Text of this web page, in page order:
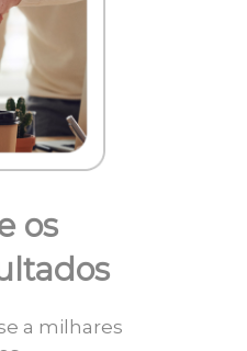
os
a milhares